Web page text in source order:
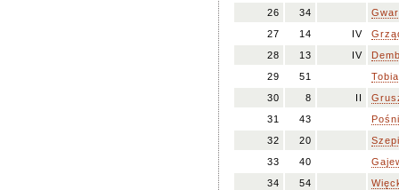
26
34
27
14 IV
28
13 IV
29
51
30
8 II
31
43
32
20
33
40
34
54